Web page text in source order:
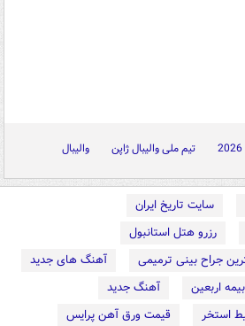
تیم ملی والیبال ژاپن والیبال
سایت تاریخ ایران
رزرو هتل استانبول
جراح بینی ترمیمی
آهنگ های جدید
اربعین
آهنگ جدید
استخر
قیمت ورق آهن پرایس